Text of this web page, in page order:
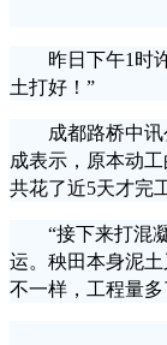
昨日下午1时许
土打好！”
成都路桥中讯公
成表示，原本动
共花了近5天才完
“接下来打混凝
运。秧田本身泥
不一样，工程量